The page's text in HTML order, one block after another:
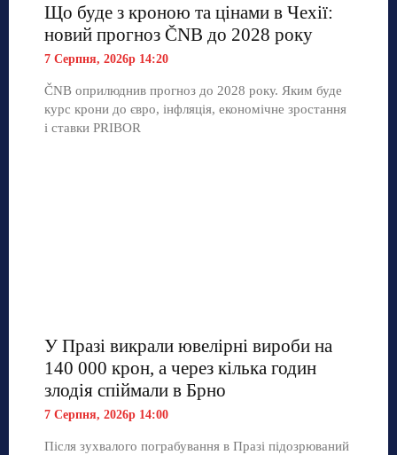
Що буде з кроною та цінами в Чехії:
новий прогноз ČNB до 2028 року
7 Серпня, 2026р 14:20
ČNB оприлюднив прогноз до 2028 року. Яким буде
курс крони до євро, інфляція, економічне зростання
і ставки PRIBOR
У Празі викрали ювелірні вироби на
140 000 крон, а через кілька годин
злодія спіймали в Брно
7 Серпня, 2026р 14:00
Після зухвалого пограбування в Празі підозрюваний